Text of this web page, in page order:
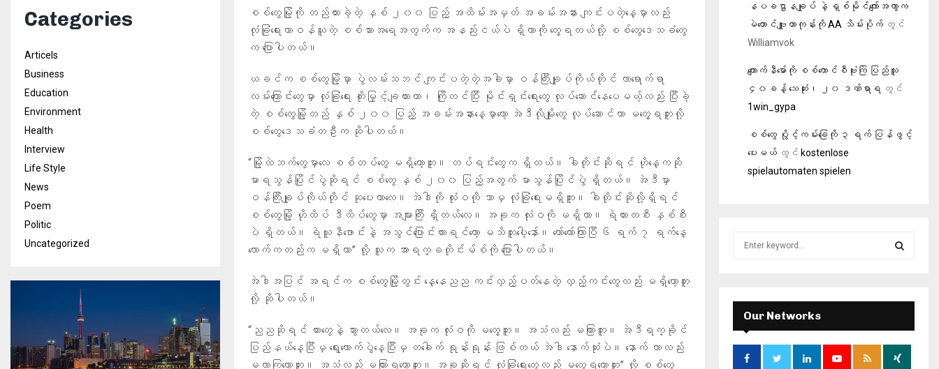
စစ်တွေမြို့ကို တည်ထားခဲ့တဲ့ နှစ် ၂၀၀ ပြည့် အထိမ်းအမှတ် အခမ်းအနား ကျင်းပတဲ့နေ့မှာလည်း
လုံခြုံရေးတာဝန်ယူတဲ့ စစ်သားအရေအတွက်က အနည်းငယ်ပဲ ရှိတာကို တွေ့ရတယ်လို့ စစ်တွေဒေသခံတွေ
က ပြောပါတယ်။
ယခင်က စစ်တွေမြို့မှာ ပွဲလမ်းသဘင် ကျင်းပတဲ့တဲ့အခါမှာ ဝန်ကြီးချုပ်ကိုယ်တိုင် လာရောက်ရာ
လမ်းကြောင်းတွေမှာ လုံခြုံရေး တိုးမြှင့်ချထားတာ၊ ကြိုတင်ပြီး မိုင်းရှင်းရေးတွေ လုပ်ဆောင်နေပေမယ့်လည်း ပြီးခဲ့
တဲ့ စစ်တွေမြို့တည် နှစ် ၂၀၀ ပြည့် အခမ်းအနားနေ့မှာတော့ အဲဒီလိုမျိုးတွေ လုပ်ဆောင်တာ မတွေ့ရဘူးလို့
စစ်တွေဒေသခံတဦးက ဆိုပါတယ်။
“မြို့ထဲဘက်တွေမှာလေ စစ်တပ်တွေ မရှိတော့ဘူး။ တပ်ရင်းတွေက ရှိတယ်။ ခါတိုင်းဆိုရင် ဟိုနေ့ကဆို
မာရသွန်ပြိုင်ပွဲဆိုရင် စစ်တွေ နှစ် ၂၀၀ ပြည့်အတွက် မာသွန်ပြိုင်ပွဲ ရှိတယ်။ အဲဒီမှာ
ဝန်ကြီးချုပ်ကိုယ်တိုင် ဆုပေးတာလေ။ အဲဒါကို လုံးဝကို ဘာမှ လုံခြုံရေးမရှိဘူး။ ခါတိုင်းဆိုလို့ရှိရင်
စစ်တွေမြို့ ဟိုထိပ် ဒီထိပ်တွေမှာ အများကြီး ရှိတယ်လေ။ အခုက လုံးဝကို မရှိတာ။ ရဲကားတစီး နှစ်စီး
ပဲ ရှိတယ်။ ရဲယူနီဖောင်းနဲ့ အသွင်ပြောင်းထားရင်တော့ မသိဘူးပေါ့နော်။ တော်တော်ကြာပြီ ၆ ရက် ၇ ရက်နေ့
လောက်ကတည်းက မရှိတာ” လို့ သူက အာရက္ခတိုင်းမ်စ်ကို ပြောပါတယ်။
အဲဒါအပြင် အရင်က စစ်တွေမြို့တွင်း နေ့နေညည ကင်းလှည့်ပတ်နေတဲ့ လှည့်ကင်းတွေလည်း မရှိတော့ဘူး
လို့ ဆိုပါတယ်။
“ညညဆိုရင် ကားတွေနဲ့ သွားတယ်လေ။ အခုက လုံးဝကို မတွေ့ဘူး။ အသံလည်း မကြားဘူး။ အဲဒီရက္ခိုင်
ပြည်နယ်နေ့ပြီးမှ ရွေးကောက်ပွဲနေ့ပြီးမှ တခေါက် ရုန်းရုန်း ဖြစ်တယ် အဲဒါ နောက်ဆုံးပဲ။ နောက် လာလည်း
မလာကြတော့ဘူး။ အသံလည်း မကြားရတော့ဘူး။ အခုဆိုရင် လုံခြုံရေးတွေလည်း မတွေ့ရတော့ဘူး” လို့ စစ်တွေ
Categories
Articels
Business
Education
Environment
Health
Interview
Life Style
News
Poem
Politic
Uncategorized
နပခဌာနချုပ် နဲ့ ရှစ်မိုင်ကျော်အကွာက
မဲတောင်ဗျူဟာကုန်းကို AA သိမ်းပိုက် တွင်
Williamvok
ကျောက်နီမော်ကို စစ်ကောင်စီဗုံးကြဲ ပြည်သူ
၄၀ခန့် သေဆုံး၊ ၂၀ ဒဏ်ရာရ တွင်
1win_gypa
စစ်တွေ ပွိုင့်ကမ်းခြေကို ၃ ရက် ပြန်ဖွင့်
ပေးမယ် တွင် kostenlose
spielautomaten spielen
E
A
R
Our Networks